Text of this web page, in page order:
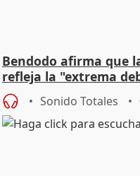
Bendodo afirma que
refleja la "extrema
Sonido Totales